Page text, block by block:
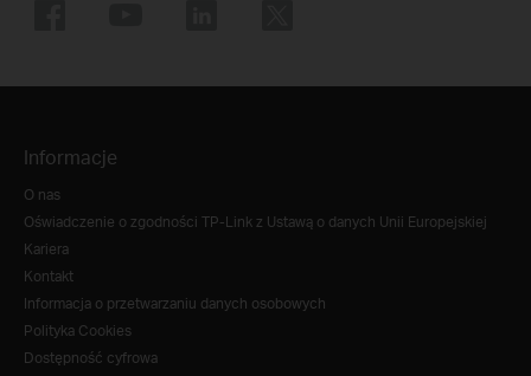
Informacje
O nas
Oświadczenie o zgodności TP-Link z Ustawą o danych Unii Europejskiej
Kariera
Kontakt
Informacja o przetwarzaniu danych osobowych
Polityka Cookies
Dostępność cyfrowa